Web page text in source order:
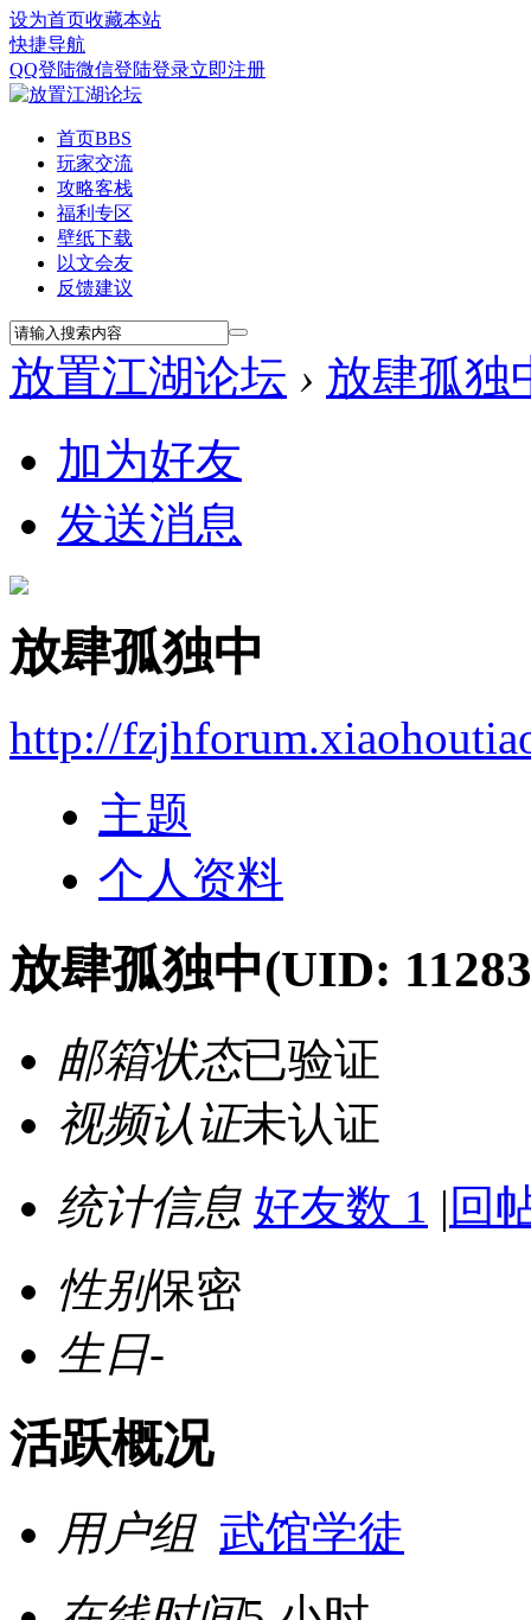
设为首页收藏本站
快捷导航
QQ登陆微信登陆登录立即注册
首页BBS
玩家交流
攻略客栈
福利专区
壁纸下载
以文会友
反馈建议
放置江湖论坛 › 放肆孤独
加为好友
发送消息
放肆孤独中
http://
主题
个人资料
放肆孤独中(UID:
邮箱状态已验证
视频认证未认证
统计信息 好友数 1 | 回
性别保密
生日-
活跃概况
用户组 武馆学徒